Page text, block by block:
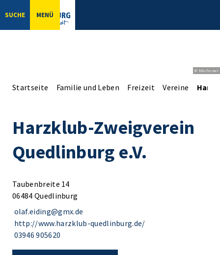
SUCHE MENÜ
© bbsferrari
Startseite Familie und Leben Freizeit Vereine
Harzklub-Zweigverein
Quedlinburg e.V.
Taubenbreite 14
06484 Quedlinburg
olaf.eiding@gmx.de
http://www.harzklub-quedlinburg.de/
03946 905620